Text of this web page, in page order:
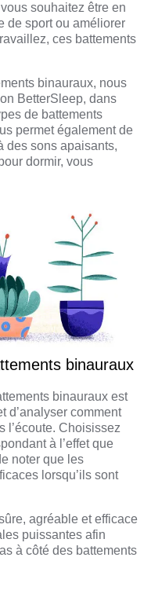
souhaitez être en
de sport ou améliorer
ces battements
binauraux, nous
BetterSleep, dans
de battements
permet également de
des sons apaisants,
dormir, vous
binauraux
binauraux est
d’analyser comment
l’écoute. Choisissez
à l’effet que
noter que les
lorsqu’ils sont
agréable et efficace
puissantes afin
à côté des battements